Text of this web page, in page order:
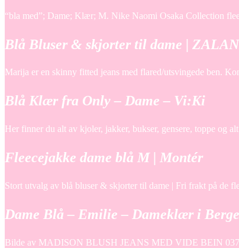
“bla med”; Dame; Klær; M. Nike Naomi Osaka Collection
Blå Bluser & skjorter til dame |
Marija er en skinny fitted jeans med flared/utsvingede ben.
Blå Klær fra Only – Dame – Vi:Ki
Her finner du alt av kjoler, jakker, bukser, gensere, toppe og
Fleecejakke dame blå M | Montér
Stort utvalg av blå bluser & skjorter til dame | Fri frakt på de
Dame Blå – Emilie – Dameklær i
Bilde av MADISON BLUSH JEANS MED VIDE BEIN